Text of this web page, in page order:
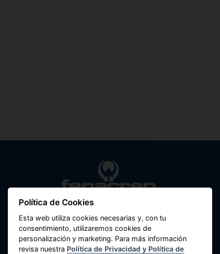
Federación Nacional de Cooperativas de
Av. Máximo Abril 542, Jesús María 15072,
Lima - Perú.
Política de Cookies
Esta web utiliza cookies necesarias y, con tu
consentimiento, utilizaremos cookies de
personalización y marketing. Para más información
revisa nuestra Política de Privacidad y Política de